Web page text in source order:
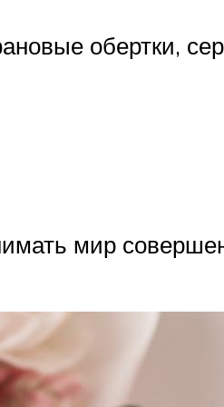
обертки,
мир